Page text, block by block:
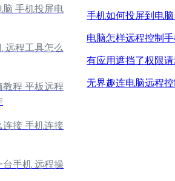
手机投屏电
远程工具怎么
程 平板远程
接 手机连接
手机 远程操
手机如何投屏到电
电脑怎样远程控制
有应用遮挡了权限
无界趣连电脑远程